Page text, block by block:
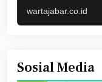
wartajabar.co.id
Sosial Media